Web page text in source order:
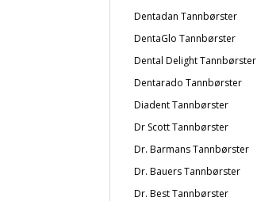
Dentadan Tannbørster
DentaGlo Tannbørster
Dental Delight Tannbørster
Dentarado Tannbørster
Diadent Tannbørster
Dr Scott Tannbørster
Dr. Barmans Tannbørster
Dr. Bauers Tannbørster
Dr. Best Tannbørster